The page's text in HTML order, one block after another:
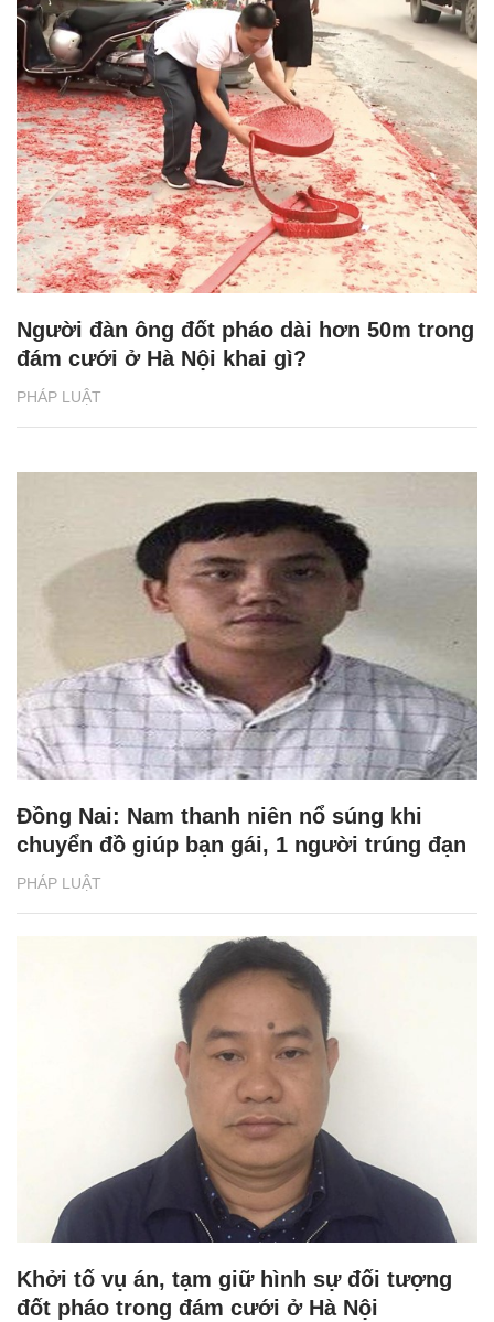
PHÁP LUẬT
Người đàn ông đốt pháo dài hơn 50m trong
đám cưới ở Hà Nội khai gì?
PHÁP LUẬT
Đồng Nai: Nam thanh niên nổ súng khi
chuyển đồ giúp bạn gái, 1 người trúng đạn
Khởi tố vụ án, tạm giữ hình sự đối tượng
đốt pháo trong đám cưới ở Hà Nội